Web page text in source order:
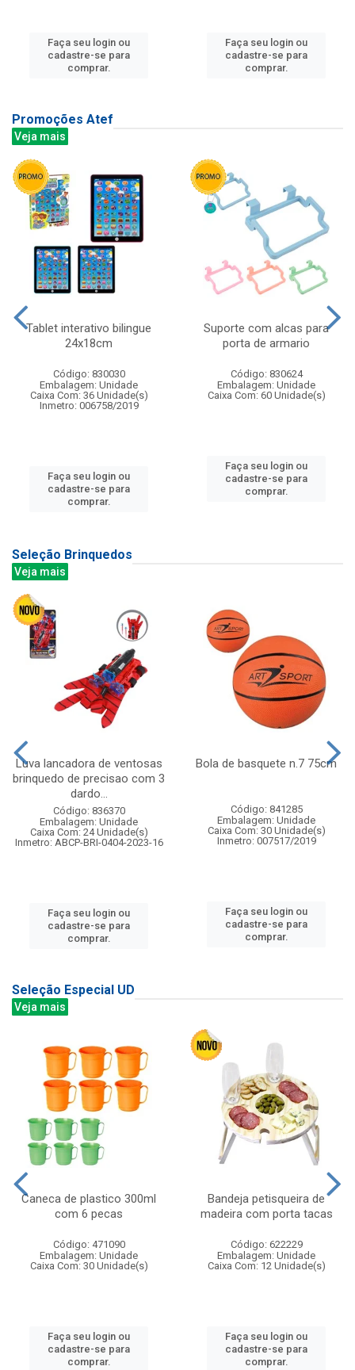
Faça seu login ou
cadastre-se para
comprar.
Faça seu login ou
cadastre-se para
comprar.
Promoções Atef
Veja mais
Tablet interativo bilingue
24x18cm
Código: 830030
Embalagem: Unidade
Caixa Com: 36 Unidade(s)
Inmetro: 006758/2019
Faça seu login ou
cadastre-se para
comprar.
Suporte com alcas para
porta de armario
Código: 830624
Embalagem: Unidade
Caixa Com: 60 Unidade(s)
Faça seu login ou
cadastre-se para
comprar.
Seleção Brinquedos
Veja mais
Luva lancadora de ventosas
brinquedo de precisao com 3
dardo...
Código: 836370
Embalagem: Unidade
Caixa Com: 24 Unidade(s)
Inmetro: ABCP-BRI-0404-2023-16
Faça seu login ou
cadastre-se para
comprar.
Bola de basquete n.7 75cm
Código: 841285
Embalagem: Unidade
Caixa Com: 30 Unidade(s)
Inmetro: 007517/2019
Faça seu login ou
cadastre-se para
comprar.
Seleção Especial UD
Veja mais
Caneca de plastico 300ml
com 6 pecas
Código: 471090
Embalagem: Unidade
Caixa Com: 30 Unidade(s)
Faça seu login ou
cadastre-se para
comprar.
Bandeja petisqueira de
madeira com porta tacas
Código: 622229
Embalagem: Unidade
Caixa Com: 12 Unidade(s)
Faça seu login ou
cadastre-se para
comprar.